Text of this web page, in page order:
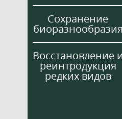
Сохранение
Восстановление
реинтродукция
редких видов